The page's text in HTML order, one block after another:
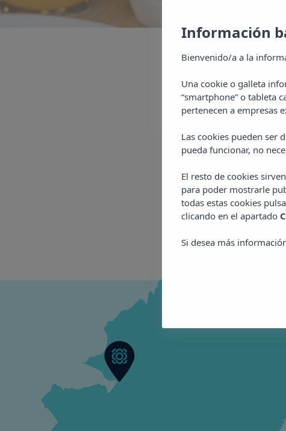
Información
Bienvenido/a a la
Una cookie o galleta
“smartphone” o tableta
pertenecen a empresas
Las cookies pueden ser
pueda funcionar, no
El resto de cookies
para poder mostrarle
todas estas cookies
clicando en el apartado
Si desea más